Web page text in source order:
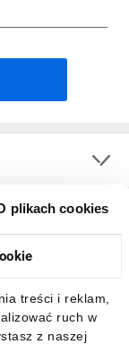
plikach cookies
treści i reklam,
ruch w
z naszej